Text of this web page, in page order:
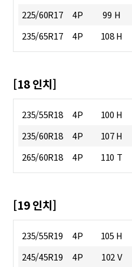
225/60R17
4P
99 H
235/65R17
4P 108 H
[18 인치]
235/55R18 4P
100 H
235/60R18
4P
107 H
265/60R18
4P 110 T
[19 인치]
235/55R19 4P
105 H
245/45R19
4P 102 V